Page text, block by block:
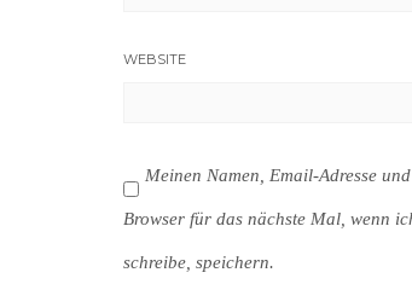
WEBSITE
Meinen Namen, Email-Adresse
Browser für das nächste Mal, wenn
schreibe, speichern.